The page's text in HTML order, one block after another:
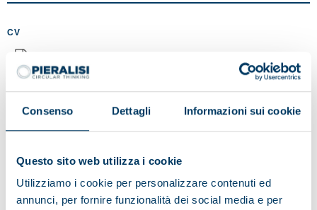
Consenso Dettagli Informazioni sui cookie
Questo sito web utilizza i cookie
Utilizziamo i cookie per personalizzare contenuti ed
annunci, per fornire funzionalità dei social media e per
CV
Maximum size 5MB (.pdf)
MESSAGE